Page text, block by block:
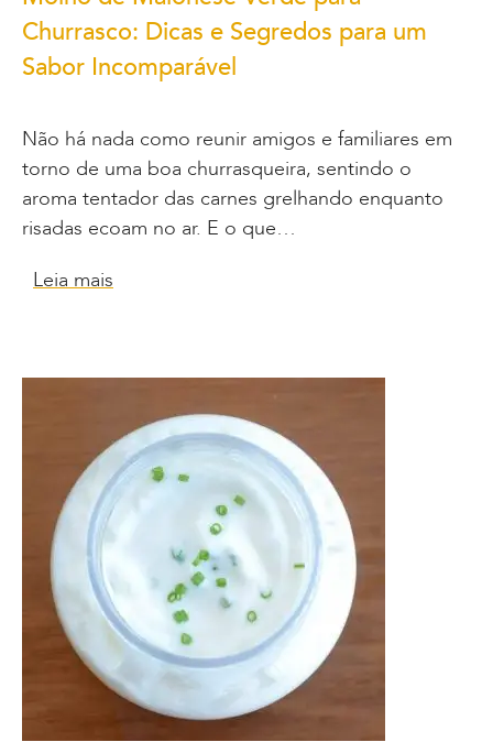
Churrasco: Dicas e Segredos para um
Sabor Incomparável
Não há nada como reunir amigos e familiares em
torno de uma boa churrasqueira, sentindo o
aroma tentador das carnes grelhando enquanto
risadas ecoam no ar. E o que…
Leia mais